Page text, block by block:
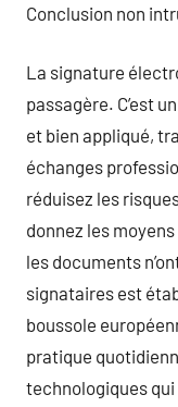
Conclusion non
La signature
passagère. C’est
et bien appliqué,
échanges
réduisez les
donnez les
les documents
signataires est
boussole
pratique
technologiques